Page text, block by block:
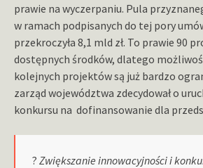
prawie na wyczerpaniu. Pula
w ramach podpisanych do tej pory
przekroczyła 8,1 mld zł. To prawie 90
dostępnych środków, dlatego
kolejnych projektów są już bardzo
zarząd województwa zdecydował o
konkursu na dofinansowanie dla
? Zwiększanie innowacyjności i